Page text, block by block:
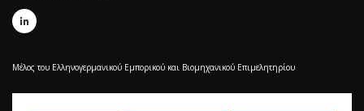
Μέλος του Ελληνογερμανικού Εμπορικού και Βιομηχανικού Επιμελητηρίου